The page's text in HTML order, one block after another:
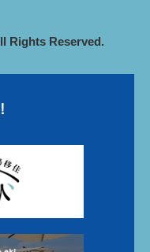
Rights Reserved.